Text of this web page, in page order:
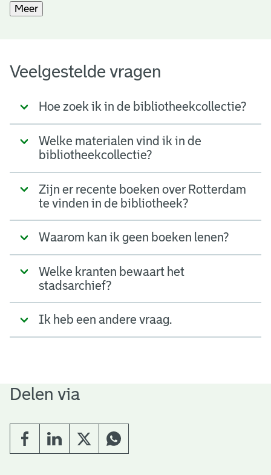
Meer
Veelgestelde vragen
Hoe zoek ik in de bibliotheekcollectie?
Welke materialen vind ik in de
bibliotheekcollectie?
Zijn er recente boeken over Rotterdam
te vinden in de bibliotheek?
Waarom kan ik geen boeken lenen?
Welke kranten bewaart het
stadsarchief?
Ik heb een andere vraag.
Delen via